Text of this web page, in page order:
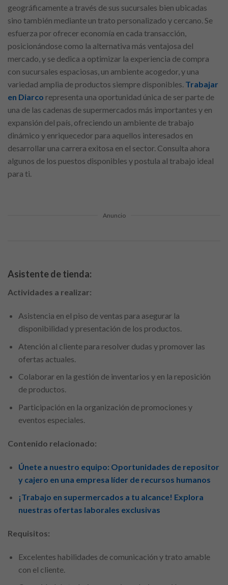
geográficamente a través de sus sucursales bien ubicadas
sino también mediante un trato personalizado y cercano. Se
esfuerza por ofrecer economía en cada transacción,
posicionándose como la alternativa más ventajosa del
mercado, y se dedica a optimizar la experiencia de compra
con sucursales espaciosas, un ambiente acogedor, y una
variedad amplia de productos siempre disponibles. Trabajar
en Diarco representa una oportunidad única de ser parte de
una de las cadenas de supermercados más importantes y en
expansión del país, ofreciendo un ambiente de trabajo
dinámico y enriquecedor para aquellos interesados en
desarrollar una carrera exitosa en el sector. Consulta ahora
algunos de los puestos disponibles y postula al trabajo ideal
para ti.
Anuncio
Asistente de tienda:
Actividades a realizar:
Asistencia en el piso de ventas para asegurar la
disponibilidad y presentación de los productos.
Atención al cliente para resolver dudas y promover las
ofertas actuales.
Colaborar en la gestión de inventarios y en la reposición
de productos.
Participación en la organización de promociones y
eventos especiales.
Contenido relacionado:
Únete a nuestro equipo: Oportunidades de repositor
y cajero en una empresa líder de recursos humanos
¡Trabajo en supermercados a tu alcance! Explora
nuestras ofertas laborales exclusivas
Requisitos:
Excelentes habilidades de comunicación y trato amable
con el cliente.